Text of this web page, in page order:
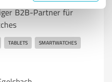
B2B-Partner für
TABLETS SMARTWATCHES